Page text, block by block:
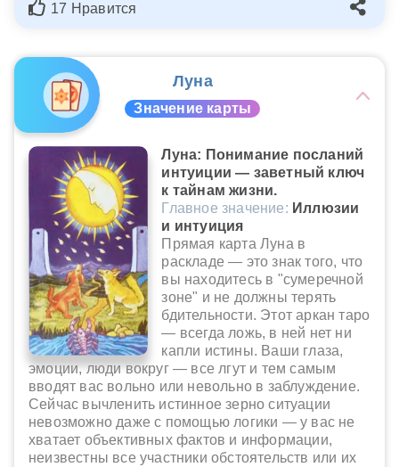
17 Нравится
Луна
Значение карты
Луна: Понимание посланий
интуиции — заветный ключ
к тайнам жизни.
Главное значение: Иллюзии
и интуиция
Прямая карта Луна в
раскладе — это знак того, что
вы находитесь в "сумеречной
зоне" и не должны терять
бдительности. Этот аркан таро
— всегда ложь, в ней нет ни
капли истины. Ваши глаза,
эмоции, люди вокруг — все лгут и тем самым
вводят вас вольно или невольно в заблуждение.
Сейчас вычленить истинное зерно ситуации
невозможно даже с помощью логики — у вас не
хватает объективных фактов и информации,
неизвестны все участники обстоятельств или их